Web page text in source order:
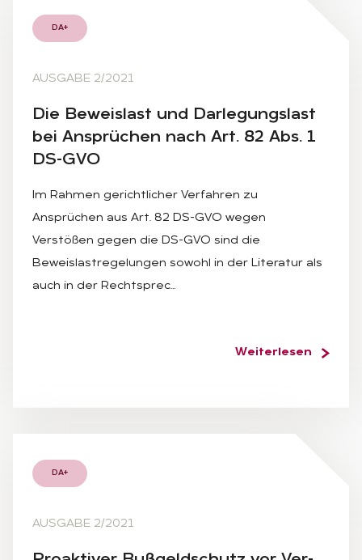
DA+
AUSGABE 2/2021
Die Be­weis­last und Dar­le­gungs­last
bei An­sprü­chen nach Art. 82 Abs. 1
DS-GVO
Im Rahmen gerichtlicher Verfahren zu
Ansprüchen aus Art. 82 DS-GVO wegen
Verstößen gegen die DS-GVO sind die
Beweislastregelungen sowohl in der Literatur als
auch in der Rechtsprec…
Weiterlesen
DA+
AUSGABE 2/2021